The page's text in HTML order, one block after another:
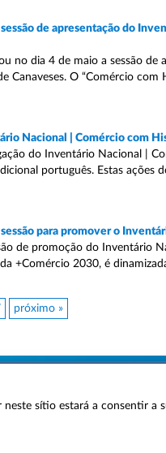
de apresentação do
no dia 4 de maio a sessão
Canaveses. O “Comércio
Nacional | Comércio com
do Inventário Nacional |
português. Estas ações
para promover o
de promoção do Inventário
+Comércio 2030, é
próximo »
sítio estará a consentir a